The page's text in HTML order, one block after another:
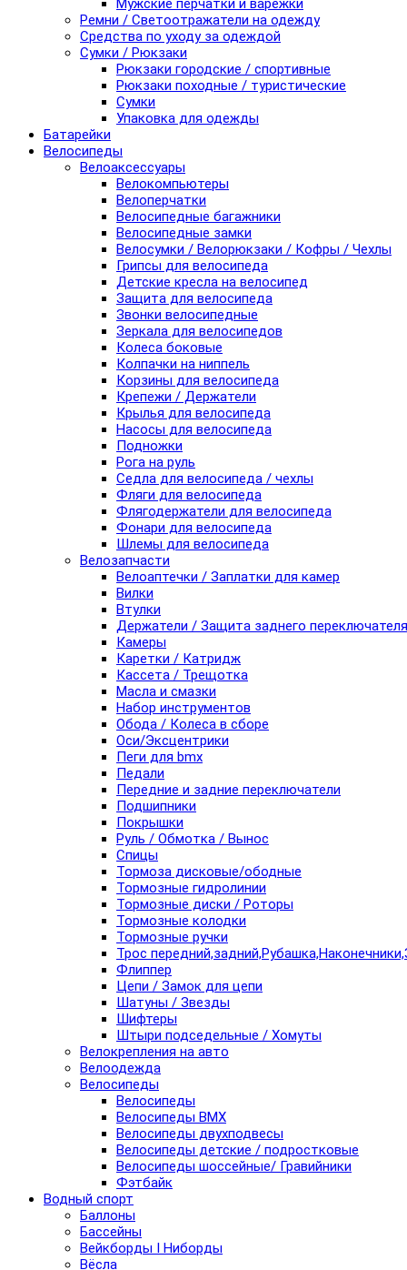
Мужские перчатки и варежки
Ремни / Светоотражатели на одежду
Средства по уходу за одеждой
Сумки / Рюкзаки
Рюкзаки городские / спортивные
Рюкзаки походные / туристические
Сумки
Упаковка для одежды
Батарейки
Велосипеды
Велоаксессуары
Велокомпьютеры
Велоперчатки
Велосипедные багажники
Велосипедные замки
Велосумки / Велорюкзаки / Кофры / Чехлы
Грипсы для велосипеда
Детские кресла на велосипед
Защита для велосипеда
Звонки велосипедные
Зеркала для велосипедов
Колеса боковые
Колпачки на ниппель
Корзины для велосипеда
Крепежи / Держатели
Крылья для велосипеда
Насосы для велосипеда
Подножки
Рога на руль
Седла для велосипеда / чехлы
Фляги для велосипеда
Флягодержатели для велосипеда
Фонари для велосипеда
Шлемы для велосипеда
Велозапчасти
Велоаптечки / Заплатки для камер
Вилки
Втулки
Держатели / Защита заднего переключателя
Камеры
Каретки / Катридж
Кассета / Трещотка
Масла и смазки
Набор инструментов
Обода / Колеса в сборе
Оси/Эксцентрики
Пеги для bmx
Педали
Передние и задние переключатели
Подшипники
Покрышки
Руль / Обмотка / Вынос
Спицы
Тормоза дисковые/ободные
Тормозные гидролинии
Тормозные диски / Роторы
Тормозные колодки
Тормозные ручки
Трос
Флиппер
Цепи / Замок для цепи
Шатуны / Звезды
Шифтеры
Штыри подседельные / Хомуты
Велокрепления на авто
Велоодежда
Велосипеды
Велосипеды
Велосипеды BMX
Велосипеды двухподвесы
Велосипеды детские / подростковые
Велосипеды шоссейные/ Гравийники
Фэтбайк
Водный спорт
Баллоны
Бассейны
Вейкборды I Ниборды
Вёсла